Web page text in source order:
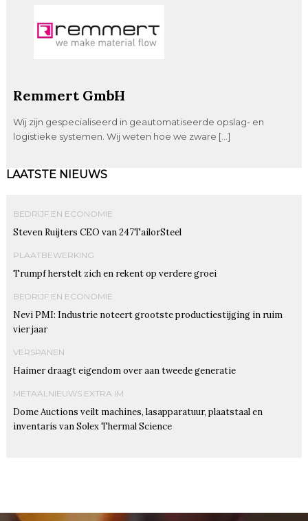
Remmert GmbH
Wij zijn gespecialiseerd in geautomatiseerde opslag- en
logistieke systemen. Wij weten hoe we zware […]
LAATSTE NIEUWS
BEDRIJF EN ECONOMIE
Steven Ruijters CEO van 247TailorSteel
PLAATBEWERKING
Trumpf herstelt zich en rekent op verdere groei
BEDRIJF EN ECONOMIE
Nevi PMI: Industrie noteert grootste productiestijging in ruim
vier jaar
VERSPANEN
Haimer draagt eigendom over aan tweede generatie
METAALNIEUWS EXTRA IM
Dome Auctions veilt machines, lasapparatuur, plaatstaal en
inventaris van Solex Thermal Science